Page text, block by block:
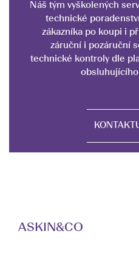
Náš tým vyškolených
technické
zákazníka po koupi i
záruční i pozáruční
technické kontroly dle
ASKIN&CO